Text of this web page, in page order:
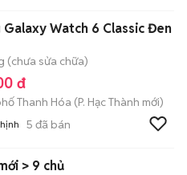
Galaxy Watch 6 Classic Đen
(chưa sửa chữa)
đ
Thanh Hóa (P. Hạc Thành mới)
5 đã bán
> 9 chủ